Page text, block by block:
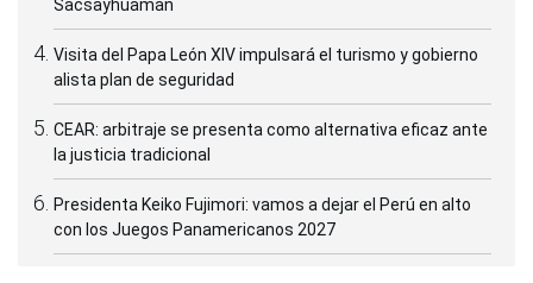
Sacsayhuaman
Visita del Papa León XIV impulsará el turismo y gobierno
alista plan de seguridad
CEAR: arbitraje se presenta como alternativa eficaz ante
la justicia tradicional
Presidenta Keiko Fujimori: vamos a dejar el Perú en alto
con los Juegos Panamericanos 2027